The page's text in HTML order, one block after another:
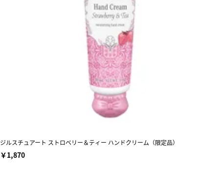
ジルスチュアート ストロベリー＆ティー ハンドクリーム（限定品）
￥1,870